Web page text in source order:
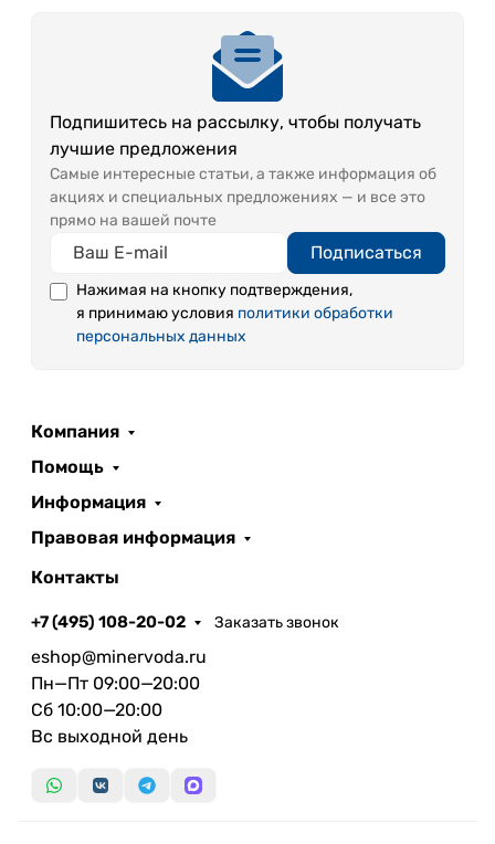
Подпишитесь на рассылку, чтобы получать
лучшие предложения
Самые интересные статьи, а также информация об
акциях и специальных предложениях — и все это
прямо на вашей почте
Подписаться
Нажимая на кнопку подтверждения,
я принимаю условия политики обработки
персональных данных
Компания
Помощь
Информация
Правовая информация
Контакты
+7 (495) 108-20-02 Заказать звонок
eshop@minervoda.ru
Пн—Пт 09:00—20:00
Сб 10:00—20:00
Вс выходной день